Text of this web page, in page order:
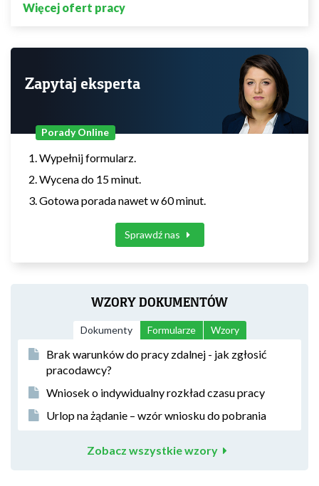
Więcej ofert pracy
Zapytaj eksperta
Porady Online
Wypełnij formularz.
Wycena do 15 minut.
Gotowa porada nawet w 60 minut.
Sprawdź nas
WZORY DOKUMENTÓW
Dokumenty Formularze Wzory
Brak warunków do pracy zdalnej - jak zgłosić
pracodawcy?
Wniosek o indywidualny rozkład czasu pracy
Urlop na żądanie – wzór wniosku do pobrania
Zobacz wszystkie wzory